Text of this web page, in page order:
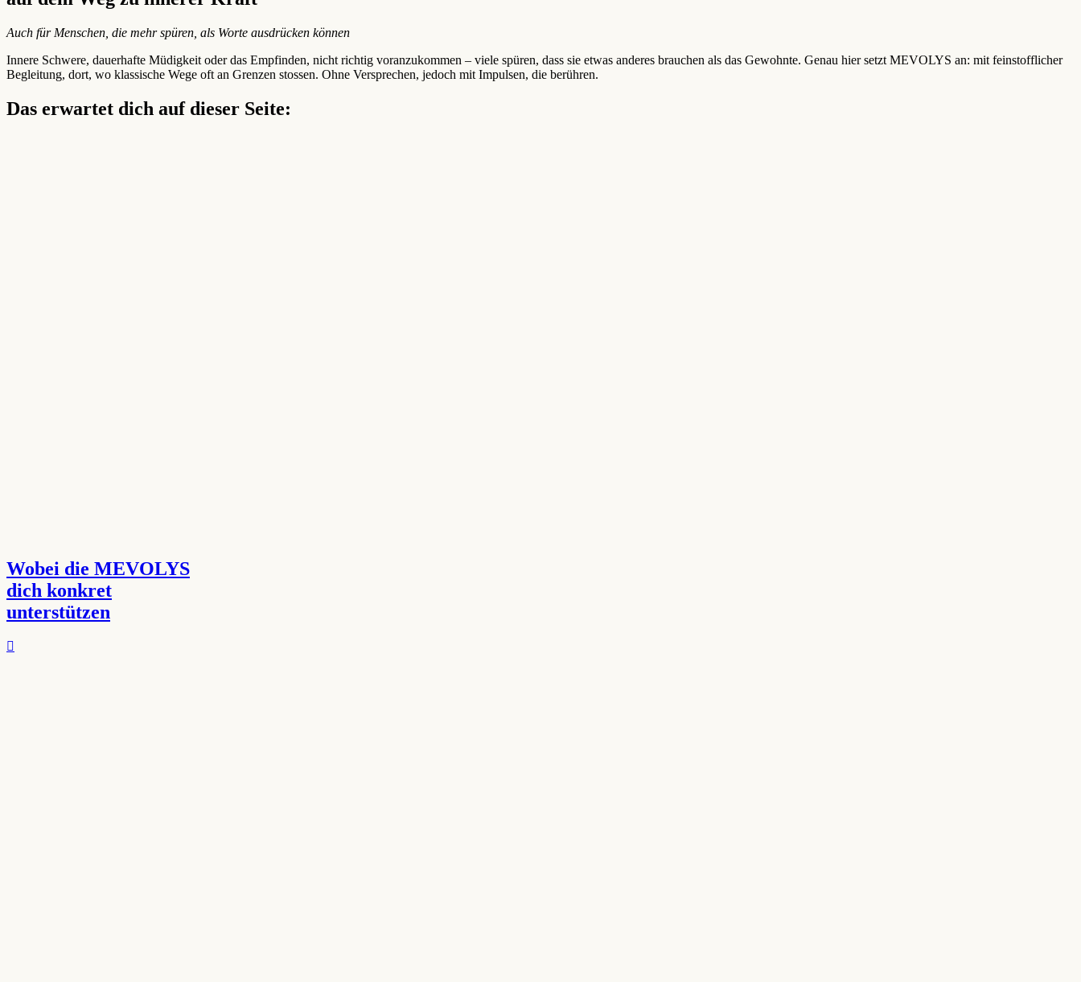
Auch für Menschen, die mehr spüren, als Worte ausdrücken können
Innere Schwere, dauerhafte Müdigkeit oder das Empfinden, nicht richtig voranzukommen – viele spüren, dass sie etwas anderes brauchen als das Gewohnte. Genau hier setzt MEVOLYS an: mit feinstofflicher
Begleitung, dort, wo klassische Wege oft an Grenzen stossen. Ohne Versprechen, jedoch mit Impulsen, die berühren.
Das erwartet dich auf dieser Seite:
Wobei die MEVOLYS
dich konkret
unterstützen